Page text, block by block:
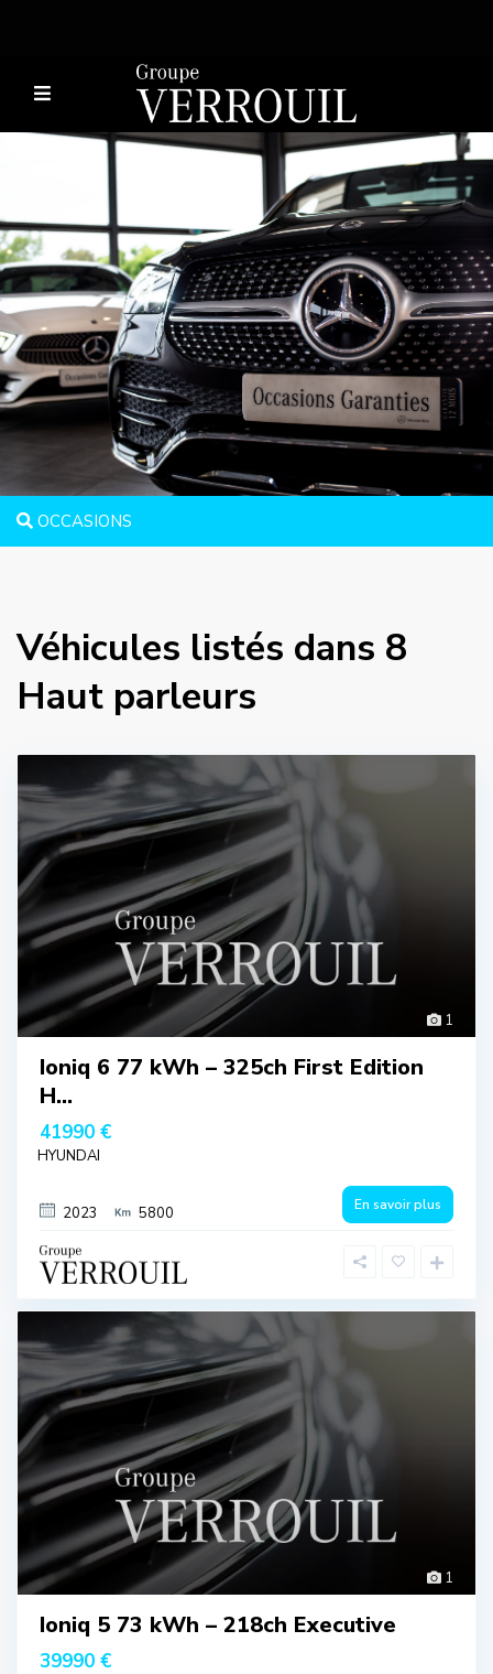
OCCASIONS
Véhicules listés dans 8
Haut parleurs
1
Ioniq 6 77 kWh – 325ch First Edition
H...
41990 €
HYUNDAI
2023 5800 En savoir plus
1
Ioniq 5 73 kWh – 218ch Executive
39990 €